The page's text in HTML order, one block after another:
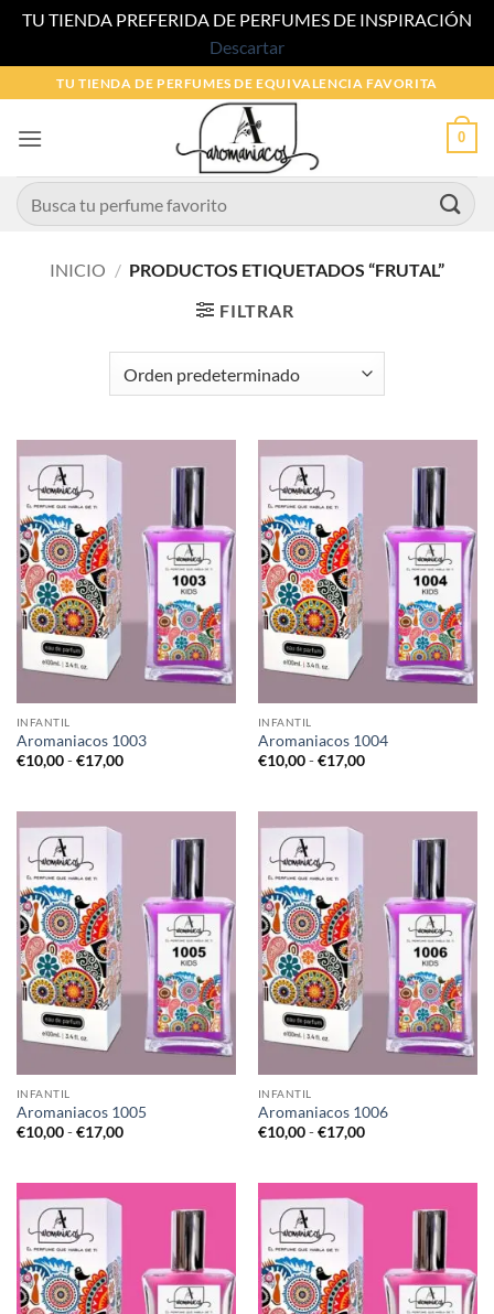
TU TIENDA PREFERIDA DE PERFUMES DE INSPIRACIÓN
Descartar
al
contenido
TU TIENDA DE PERFUMES DE EQUIVALENCIA FAVORITA
0
Buscar
por:
INICIO / PRODUCTOS ETIQUETADOS “FRUTAL”
FILTRAR
INFANTIL
Aromaniacos 1003
€10,00 - €17,00Rango
€10,00
hasta
INFANTIL
Aromaniacos 1004
€10,00 - €17,00Rango
€10,00
INFANTIL
Aromaniacos 1005
€10,00 - €17,00Rango
€10,00
hasta
INFANTIL
Aromaniacos 1006
€10,00 - €17,00Rango
€10,00
hasta